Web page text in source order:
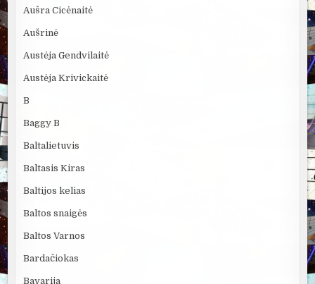
Aušra Cicėnaitė
Aušrinė
Austėja Gendvilaitė
Austėja Krivickaitė
B
Baggy B
Baltalietuvis
Baltasis Kiras
Baltijos kelias
Baltos snaigės
Baltos Varnos
Bardačiokas
Bavarija